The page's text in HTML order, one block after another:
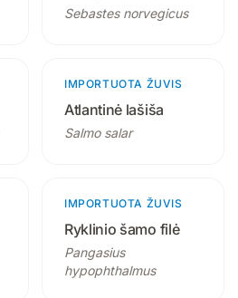
Sebastes norvegicus
3 produktai
IMPORTUOTA ŽUVIS
Atlantinė lašiša
Salmo salar
1 produktas
IMPORTUOTA ŽUVIS
Ryklinio šamo filė
Pangasius
hypophthalmus